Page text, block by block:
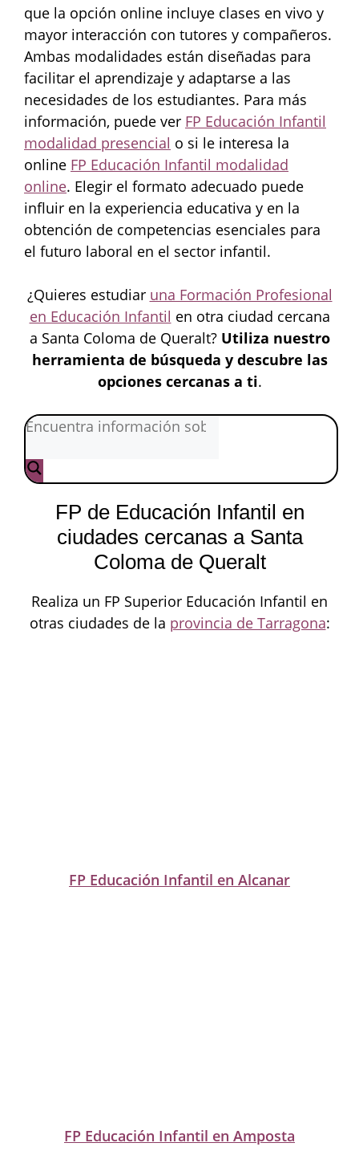
que la opción online incluye clases en vivo y
mayor interacción con tutores y compañeros.
Ambas modalidades están diseñadas para
facilitar el aprendizaje y adaptarse a las
necesidades de los estudiantes. Para más
información, puede ver FP Educación Infantil
modalidad presencial o si le interesa la
online FP Educación Infantil modalidad
online. Elegir el formato adecuado puede
influir en la experiencia educativa y en la
obtención de competencias esenciales para
el futuro laboral en el sector infantil.
¿Quieres estudiar una Formación Profesional
en Educación Infantil en otra ciudad cercana
a Santa Coloma de Queralt? Utiliza nuestro
herramienta de búsqueda y descubre las
opciones cercanas a ti.
FP de Educación Infantil en
ciudades cercanas a Santa
Coloma de Queralt
Realiza un FP Superior Educación Infantil en
otras ciudades de la provincia de Tarragona:
FP Educación Infantil en Alcanar
FP Educación Infantil en Amposta